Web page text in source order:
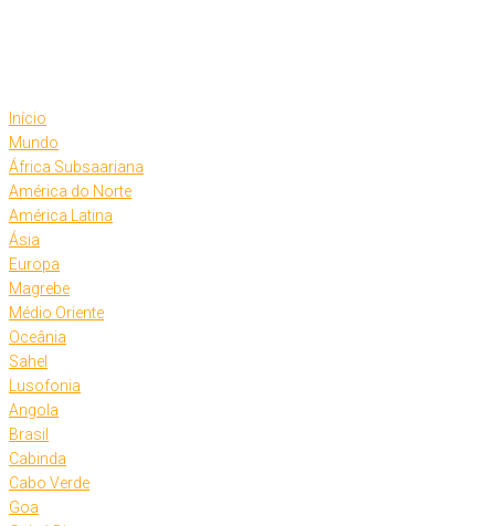
Início
Mundo
África Subsaariana
América do Norte
América Latina
Ásia
Europa
Magrebe
Médio Oriente
Oceânia
Sahel
Lusofonia
Angola
Brasil
Cabinda
Cabo Verde
Goa